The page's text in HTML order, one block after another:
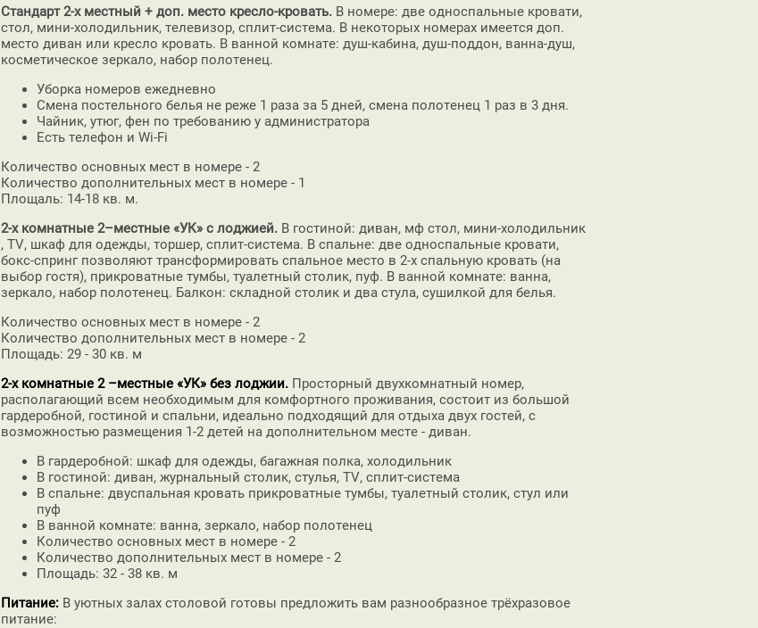
Стандарт 2-х местный + доп. место кресло-кровать. В номере: две односпальные кровати,
стол, мини-холодильник, телевизор, сплит-система. В некоторых номерах имеется доп.
место диван или кресло кровать. В ванной комнате: душ-кабина, душ-поддон, ванна-душ,
косметическое зеркало, набор полотенец.
Уборка номеров ежедневно
Смена постельного белья не реже 1 раза за 5 дней, смена полотенец 1 раз в 3 дня.
Чайник, утюг, фен по требованию у администратора
Есть телефон и Wi-Fi
Количество основных мест в номере - 2
Количество дополнительных мест в номере - 1
Площаль: 14-18 кв. м.
2-х комнатные 2–местные «УК» с лоджией. В гостиной: диван, мф стол, мини-холодильник
, TV, шкаф для одежды, торшер, сплит-система. В спальне: две односпальные кровати,
бокс-спринг позволяют трансформировать спальное место в 2-х спальную кровать (на
выбор гостя), прикроватные тумбы, туалетный столик, пуф. В ванной комнате: ванна,
зеркало, набор полотенец. Балкон: складной столик и два стула, сушилкой для белья.
Количество основных мест в номере - 2
Количество дополнительных мест в номере - 2
Площадь: 29 - 30 кв. м
2-х комнатные 2 –местные «УК» без лоджии. Просторный двухкомнатный номер,
располагающий всем необходимым для комфортного проживания, состоит из большой
гардеробной, гостиной и спальни, идеально подходящий для отдыха двух гостей, с
возможностью размещения 1-2 детей на дополнительном месте - диван.
В гардеробной: шкаф для одежды, багажная полка, холодильник
В гостиной: диван, журнальный столик, стулья, TV, сплит-система
В спальне: двуспальная кровать прикроватные тумбы, туалетный столик, стул или
пуф
В ванной комнате: ванна, зеркало, набор полотенец
Количество основных мест в номере - 2
Количество дополнительных мест в номере - 2
Площадь: 32 - 38 кв. м
Питание: В уютных залах столовой готовы предложить вам разнообразное трёхразовое
питание: